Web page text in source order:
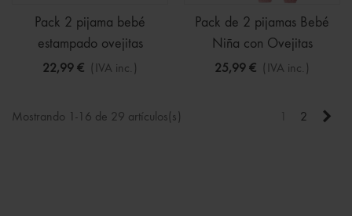
Pack 2 pijama bebé
estampado ovejitas
22,99 € (IVA inc.)
Pack de 2 pijamas Bebé
Niña con Ovejitas
25,99 € (IVA inc.)
Mostrando 1-16 de 29 artículos(s) 2